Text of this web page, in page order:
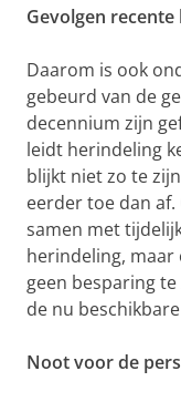
Gevolgen
Daarom is ook
gebeurd van de
decennium zijn
leidt herindeling
blijkt niet zo te
eerder toe dan
samen met
herindeling, maar
geen besparing
de nu
Noot voor de pers